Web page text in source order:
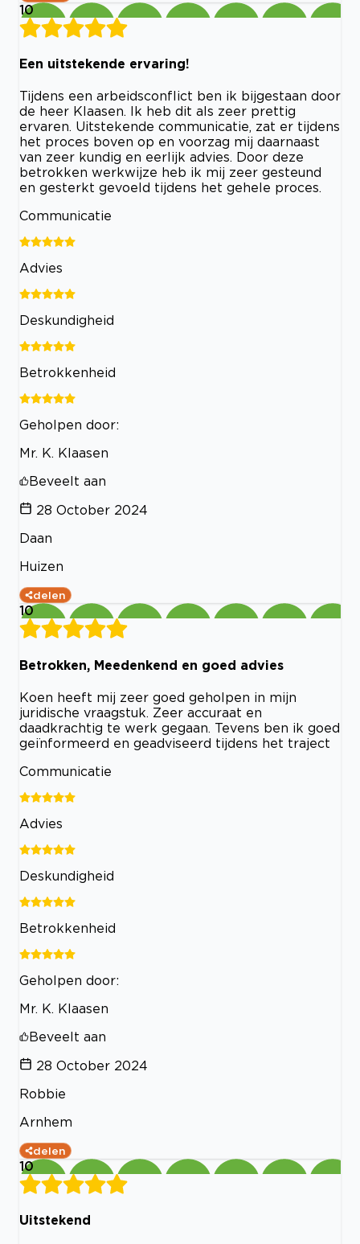
10
Een uitstekende ervaring!
Tijdens een arbeidsconflict ben ik bijgestaan door
de heer Klaasen. Ik heb dit als zeer prettig
ervaren. Uitstekende communicatie, zat er tijdens
het proces boven op en voorzag mij daarnaast
van zeer kundig en eerlijk advies. Door deze
betrokken werkwijze heb ik mij zeer gesteund
en gesterkt gevoeld tijdens het gehele proces.
Communicatie
Advies
Deskundigheid
Betrokkenheid
Geholpen door:
Mr. K. Klaasen
Beveelt aan
28 October 2024
Daan
Huizen
delen
10
Betrokken, Meedenkend en goed advies
Koen heeft mij zeer goed geholpen in mijn
juridische vraagstuk. Zeer accuraat en
daadkrachtig te werk gegaan. Tevens ben ik goed
geïnformeerd en geadviseerd tijdens het traject
Communicatie
Advies
Deskundigheid
Betrokkenheid
Geholpen door:
Mr. K. Klaasen
Beveelt aan
28 October 2024
Robbie
Arnhem
delen
10
Uitstekend